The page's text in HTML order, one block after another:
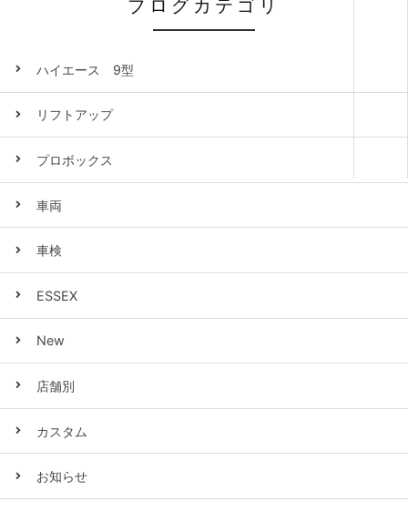
ブログカテゴリ
ハイエース 9型
リフトアップ
プロボックス
車両
車検
ESSEX
New
店舗別
カスタム
お知らせ